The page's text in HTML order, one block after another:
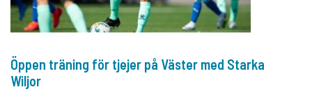
Öppen träning för tjejer på Väster med Starka
Wiljor